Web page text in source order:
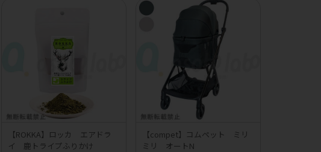
【ROKKA】ロッカ エアドラ
イ 鹿トライプふりかけ
【compet】コムペット ミリ
ミリ オートN